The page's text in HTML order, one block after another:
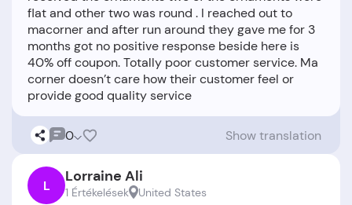
flat and other two was round . I reached out to
macorner and after run around they gave me for 3
months got no positive response beside here is
40% off coupon. Totally poor customer service. Ma
corner doesn’t care how their customer feel or
0 Show translation
L Lorraine Ali
1 Értékelések United States